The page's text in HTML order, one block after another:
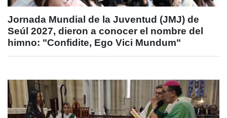
Jornada Mundial de la Juventud (JMJ) de
Seúl 2027, dieron a conocer el nombre del
himno: "Confidite, Ego Vici Mundum"